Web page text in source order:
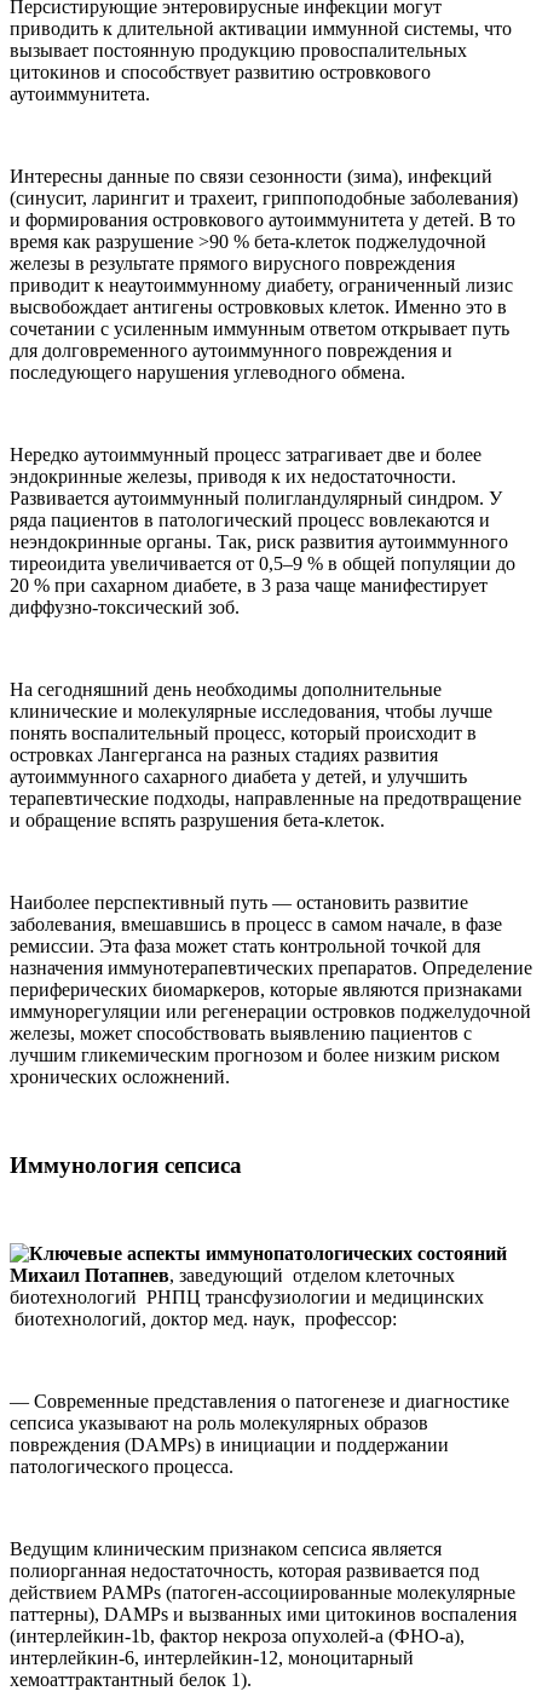
Персистирующие энтеровирусные инфекции могут
приводить к длительной активации иммунной системы, что
вызывает постоянную продукцию провоспалительных
цитокинов и способствует развитию островкового
аутоиммунитета.
Интересны данные по связи сезонности (зима), инфекций
(синусит, ларингит и трахеит, гриппоподобные заболевания)
и формирования островкового аутоиммунитета у детей. В то
время как разрушение >90 % бета-клеток поджелудочной
железы в результате прямого вирусного повреждения
приводит к неаутоиммунному диабету, ограниченный лизис
высвобождает антигены островковых клеток. Именно это в
сочетании с усиленным иммунным ответом открывает путь
для долговременного аутоиммунного повреждения и
последующего нарушения углеводного обмена.
Нередко аутоиммунный процесс затрагивает две и более
эндокринные железы, приводя к их недостаточности.
Развивается аутоиммунный полигландулярный синдром. У
ряда пациентов в патологический процесс вовлекаются и
неэндокринные органы. Так, риск развития аутоиммунного
тиреоидита увеличивается от 0,5–9 % в общей популяции до
20 % при сахарном диабете, в 3 раза чаще манифестирует
диффузно-токсический зоб.
На сегодняшний день необходимы дополнительные
клинические и молекулярные исследования, чтобы лучше
понять воспалительный процесс, который происходит в
островках Лангерганса на разных стадиях развития
аутоиммунного сахарного диабета у детей, и улучшить
терапевтические подходы, направленные на предотвращение
и обращение вспять разрушения бета-клеток.
Наиболее перспективный путь — остановить развитие
заболевания, вмешавшись в процесс в самом начале, в фазе
ремиссии. Эта фаза может стать контрольной точкой для
назначения иммунотерапевтических препаратов. Определение
периферических биомаркеров, которые являются признаками
иммунорегуляции или регенерации островков поджелудочной
железы, может способствовать выявлению пациентов с
лучшим гликемическим прогнозом и более низким риском
хронических осложнений.
Иммунология сепсиса
Михаил Потапнев, заведующий отделом клеточных
биотехнологий РНПЦ трансфузиологии и медицинских
биотехнологий, доктор мед. наук, профессор:
— Современные представления о патогенезе и диагностике
сепсиса указывают на роль молекулярных образов
повреждения (DAMPs) в инициации и поддержании
патологического процесса.
Ведущим клиническим признаком сепсиса является
полиорганная недостаточность, которая развивается под
действием PAMPs (патоген-ассоциированные молекулярные
паттерны), DAMPs и вызванных ими цитокинов воспаления
(интерлейкин-1b, фактор некроза опухолей-a (ФНО-a),
интерлейкин-6, интерлейкин-12, моноцитарный
хемоаттрактантный белок 1).